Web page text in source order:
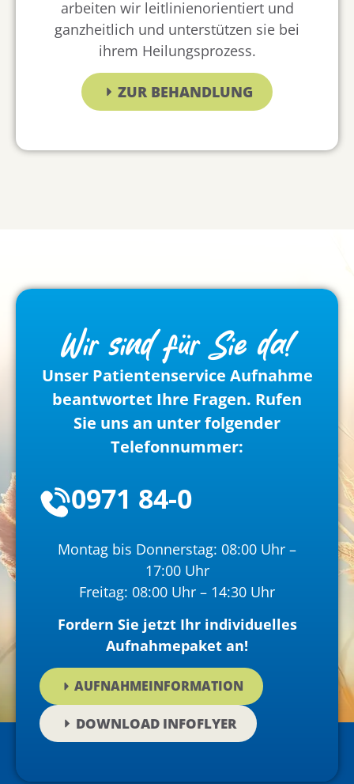
arbeiten wir leitlinienorientiert und
ganzheitlich und unterstützen sie bei
ihrem Heilungsprozess.
ZUR BEHANDLUNG
Wir sind für Sie da!
Unser Patientenservice Aufnahme
beantwortet Ihre Fragen. Rufen
Sie uns an unter folgender
Telefonnummer:
0971 84-0
Montag bis Donnerstag: 08:00 Uhr –
17:00 Uhr
Freitag: 08:00 Uhr – 14:30 Uhr
Fordern Sie jetzt Ihr individuelles
Aufnahmepaket an!
AUFNAHMEINFORMATION
DOWNLOAD INFOFLYER